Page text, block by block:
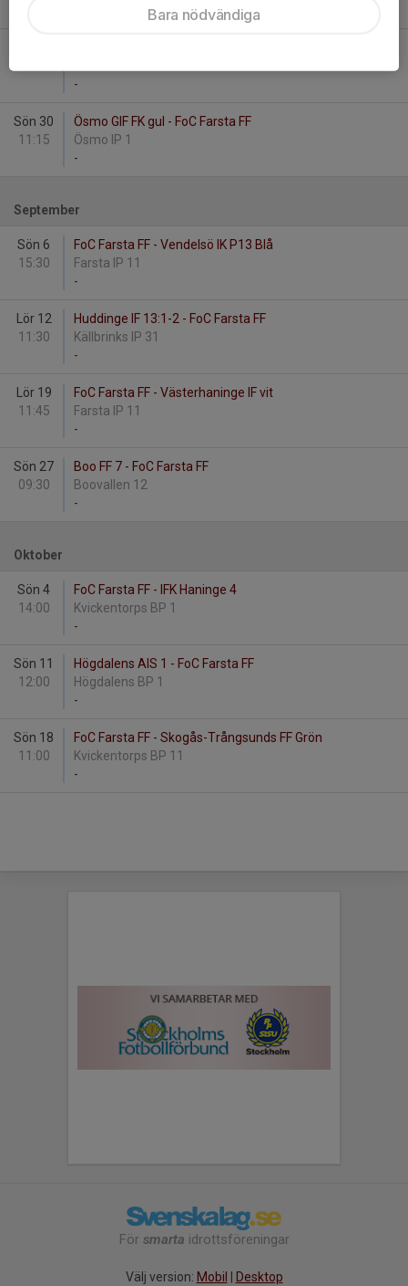
-
Sön 30
11:15
Ösmo GIF FK gul - FoC Farsta FF
Ösmo IP 1
-
September
Sön 6
15:30
FoC Farsta FF - Vendelsö IK P13 Blå
Farsta IP 11
-
Lör 12
11:30
Huddinge IF 13:1-2 - FoC Farsta FF
Källbrinks IP 31
-
Lör 19
11:45
FoC Farsta FF - Västerhaninge IF vit
Farsta IP 11
-
Sön 27
09:30
Boo FF 7 - FoC Farsta FF
Boovallen 12
-
Oktober
Sön 4
14:00
FoC Farsta FF - IFK Haninge 4
Kvickentorps BP 1
-
Sön 11
12:00
Högdalens AIS 1 - FoC Farsta FF
Högdalens BP 1
-
Sön 18
11:00
FoC Farsta FF - Skogås-Trångsunds FF Grön
Kvickentorps BP 11
-
För smarta idrottsföreningar
Välj version: Mobil Desktop
Bara nödvändiga